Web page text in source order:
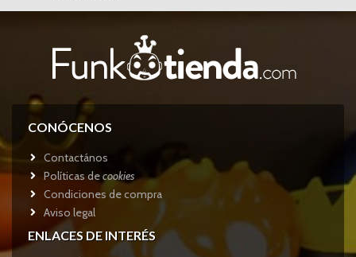
CONÓCENOS
Contactános
Políticas decookies
Condiciones de compra
Aviso legal
ENLACES DE INTERÉS